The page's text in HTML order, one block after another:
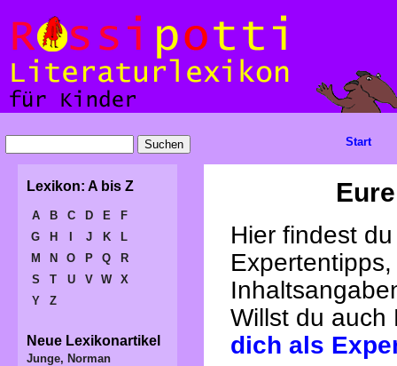
Hier findest
Willst du
dich als
Start
Lexikon: A bis Z
A B C D E
F
G
H J K
L
M
N O P Q
R
S
T U V W
X
Y
Z
Neue Lexikonartikel
Junge, Norman